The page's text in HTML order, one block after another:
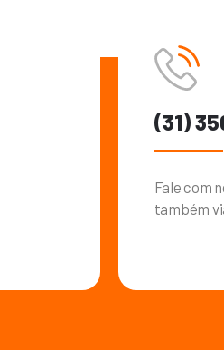
(31)
Fale com
também